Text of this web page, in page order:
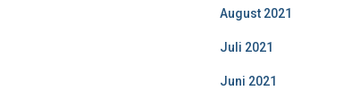
August 2021
Juli 2021
Juni 2021